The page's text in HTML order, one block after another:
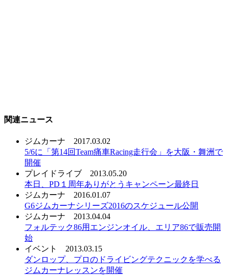
関連ニュース
ジムカーナ
2017.03.02
5/6に「第14回Team痛車Racing走行会」を大阪・舞洲で
開催
プレイドライブ
2013.05.20
本日、PD１周年ありがとうキャンペーン最終日
ジムカーナ
2016.01.07
G6ジムカーナシリーズ2016のスケジュール公開
ジムカーナ
2013.04.04
フォルテック86用エンジンオイル、エリア86で販売開
始
イベント
2013.03.15
ダンロップ、プロのドライビングテクニックを学べる
ジムカーナレッスンを開催